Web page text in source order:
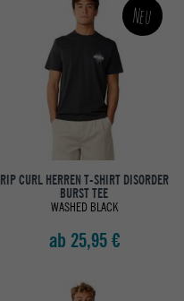
Neu
RIP CURL HERREN T-SHIRT DISORDER
BURST TEE
WASHED BLACK
ab 25,95 €